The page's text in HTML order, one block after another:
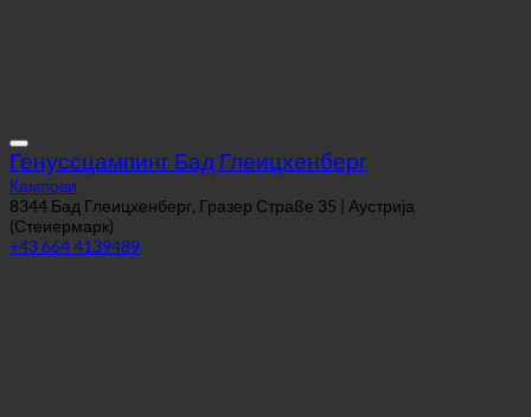
Генуссцампинг Бад Глеицхенберг
Кампови
8344 Бад Глеицхенберг, Гразер Страßе 35 | Аустрија
(Стеиермарк)
+43 664 4139489